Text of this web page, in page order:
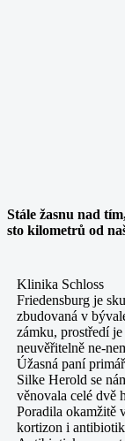
Stále žasnu nad
sto kilometrů od
Klinika Schloss
Friedensburg je
zbudovaná v
zámku, prostředí je
neuvěřitelně ne-
Úžasná paní
Silke Herold se
věnovala celé dvě
Poradila okamžitě
kortizon i